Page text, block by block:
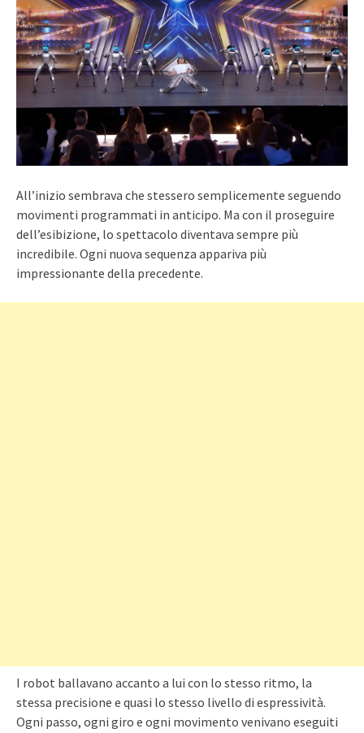
All’inizio sembrava che stessero semplicemente seguendo
movimenti programmati in anticipo. Ma con il proseguire
dell’esibizione, lo spettacolo diventava sempre più
incredibile. Ogni nuova sequenza appariva più
impressionante della precedente.
I robot ballavano accanto a lui con lo stesso ritmo, la
stessa precisione e quasi lo stesso livello di espressività.
Ogni passo, ogni giro e ogni movimento venivano eseguiti